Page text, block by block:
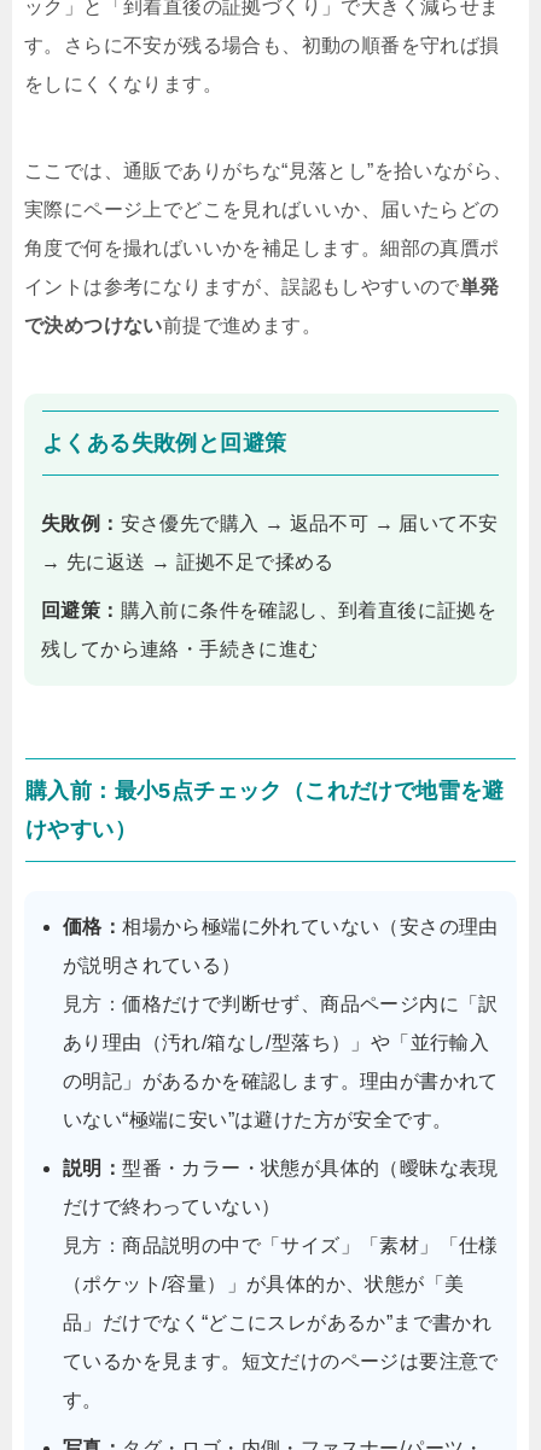
ック」と「到着直後の証拠づくり」で大きく減らせま
す。さらに不安が残る場合も、初動の順番を守れば損
をしにくくなります。
ここでは、通販でありがちな“見落とし”を拾いながら、
実際にページ上でどこを見ればいいか、届いたらどの
角度で何を撮ればいいかを補足します。細部の真贋ポ
イントは参考になりますが、誤認もしやすいので単発
で決めつけない前提で進めます。
よくある失敗例と回避策
失敗例： 安さ優先で購入 → 返品不可 → 届いて不安
→ 先に返送 → 証拠不足で揉める
回避策： 購入前に条件を確認し、到着直後に証拠を
残してから連絡・手続きに進む
購入前：最小5点チェック（これだけで地雷を避
けやすい）
価格：相場から極端に外れていない（安さの理由
が説明されている）
見方：価格だけで判断せず、商品ページ内に「訳
あり理由（汚れ/箱なし/型落ち）」や「並行輸入
の明記」があるかを確認します。理由が書かれて
いない“極端に安い”は避けた方が安全です。
説明：型番・カラー・状態が具体的（曖昧な表現
だけで終わっていない）
見方：商品説明の中で「サイズ」「素材」「仕様
（ポケット/容量）」が具体的か、状態が「美
品」だけでなく“どこにスレがあるか”まで書かれ
ているかを見ます。短文だけのページは要注意で
す。